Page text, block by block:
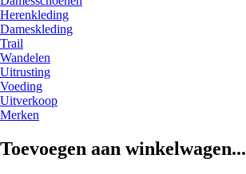
Herenkleding
Dameskleding
Trail
Wandelen
Uitrusting
Voeding
Uitverkoop
Merken
Toevoegen aan winkelwagen...